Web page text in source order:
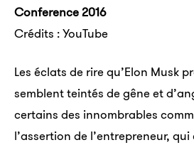
Conference 2016
Crédits : YouTube
Les éclats de rire qu’Elon Musk
semblent teintés de gêne et
certains des innombrables
l’assertion de l’entrepreneur, qui